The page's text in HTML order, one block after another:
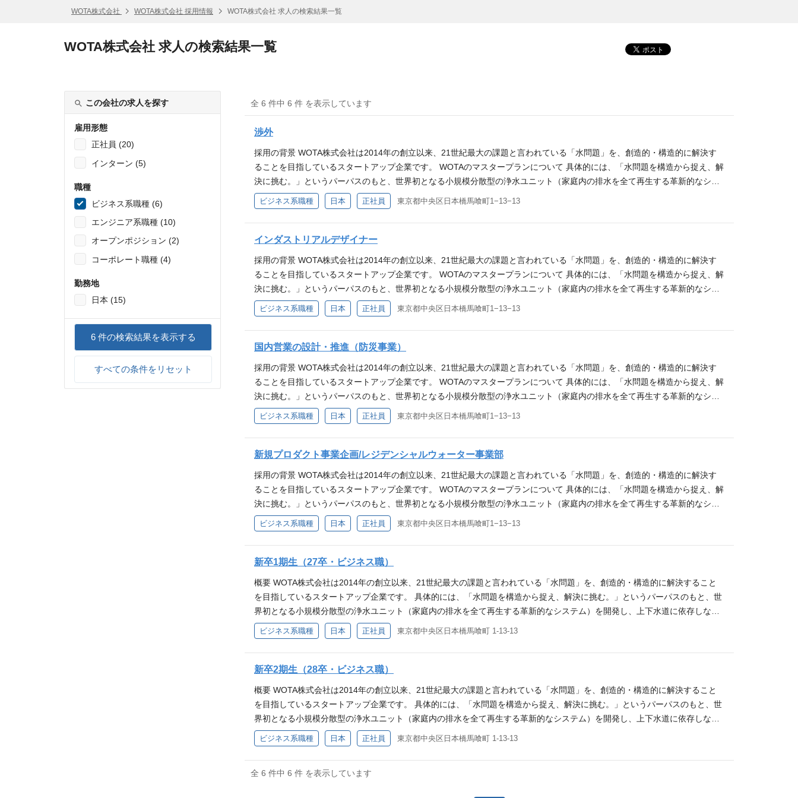
WOTA株式会社 WOTA株式会社 採用情報 WOTA株式会社 求人の検索結果一覧
WOTA株式会社 求人の検索結果一覧
この会社の求人を探す
雇用形態
正社員 (20)
インターン (5)
職種
ビジネス系職種 (6)
エンジニア系職種 (10)
オープンポジション (2)
コーポレート職種 (4)
勤務地
日本 (15)
6件の検索結果を表示する
すべての条件をリセット
全 6 件中 6 件 を表示しています
渉外
採用の背景 WOTA株式会社は2014年の創立以来、21世紀最大の課題と言われている「水問題」を、創造的・構造的に解決す
ることを目指しているスタートアップ企業です。 WOTAのマスタープランについて 具体的には、「水問題を構造から捉え、解
決に挑む。」というパーパスのもと、世界初となる小規模分散型の浄水ユニット（家庭内の排水を全て再生する革新的なシス
テム）を開発し、上下水道に依存しないインフラ構築を進めています。 これまで、災害時や水資源が限られた地域での活用、
海外展開に挑戦し、世界中から技術者や研究者が集まる企業へと成長を遂げています。それでもWOTAの使命である「平時・
有事に関わらず、誰も水に困らない風景を作ること」にはまだまだ届いておらず、今後さらなる非線形的な変化をもたらすに
は、世界初・世界一を目指す情熱と野心を持つ仲間が不可欠です。世界のため、人のために生きたいという利他精神や、水問
考えております。 プロダクト紹介 当社は3つのプロダクトを開発しています。 水循環型手洗いスタンド「WOSH」 ポータブ
ル水再生システム「WOTA BOX」 家庭用水循環システム「WOTA Unit」 「WOSH」は水が引かれていない場所でも電源と種
水さえあれば手洗いを可能にするプロダクトです。 「WOTA BOX」は持ち運びがしやすく、少量の水で災害時の持続的な給水
利用を可能にするプロダクトです。 実際、2024/1/1に発生した能登半島地震では「WOTA BOX」と「WOSH」の両システム
水（風呂・洗濯・キッチン）を浄化し再度家庭内（風呂・洗濯・キッチン・トイレ）で使えるように循環させることを目的と
して開発されています。2025/07に発表したばかりの本製品は、今後能登をはじめとして国内外を問わず展開・導入予定で
す。 仕事内容 人類の水問題を解決するWOTAを、経営戦略・方針・パーパス・ビジョンを理解したうえで、多くのステークホ
ルダーを巻き込み問題解決を加速させる 役割 デジュール化の戦略策定 国内外政府渉外の対応（ご経験・ご希望等を考慮し担
当決定） 必須スキル 全方位でステークホルダーを味方にする交渉力、広い視野 プロジェクトマネジメント力 高いビジネス基
本スキル（論理思考・資料作成能力・プレゼン能力） 新規事業の立ち上げ企画および実行経験 耐えずに学び自分の領域を広げ
ていきたい好奇心・成長意欲 歓迎スキル 経験のないことであっても体系立てて整理し、進める力 現場に飛び込み、立て直す
力 周囲を巻き込み、応援者にする力 求める人材像 高い交渉力 多くのステークホルダーとの関係構築ができ、全体最適のバラ
接動く場面と自ら動かず仕組みで解決する両手段が使い分けできる） WOTAの魅力 社会的意義の大きい仕事 日本では既存の
上下水道システムの老朽化が社会問題となっており、世界でも上下水道システムがない国が多く、気候変動や水資源問題に起
因する水不足が喫緊の課題となっています。 成長性と注目度の高い仕事 WOTAの製品は、災害対応やインフラ整備の遅れた地
域に革命をもたらす技術として世界中から注目されています。 現在シリーズCのWOTAは、IPOも見据えた事業グロースフェ
Aは持続可能な水循環モデルを世界中に普及させる可能性を秘めています。 現在海外のある国で実証実験を進めており、今後
本格導入を進めるべく日々邁進しています。 ベンチャーのスピード感と全員が主体性を発揮できる組織体制 製造業でありなが
らも、100人規模の異能が集まり本気の挑戦を通じて組織全体が進化する「百人経営」を組織思想として掲げ、"本気の遊び"を
成立させるための「人材の高い純度」と、"責任と成長"の考えを土台にした「大胆に挑戦の奨励する環境」づくり、そして一
律基準による人事評価だけでなく、"人間愛"をベースにした「一人ひとりの実存と向き合う人事」を大事に考えています。
ビジネス系職種 日本 正社員 東京都中央区日本橋馬喰町1−13−13
インダストリアルデザイナー
採用の背景 WOTA株式会社は2014年の創立以来、21世紀最大の課題と言われている「水問題」を、創造的・構造的に解決す
ることを目指しているスタートアップ企業です。 WOTAのマスタープランについて 具体的には、「水問題を構造から捉え、解
決に挑む。」というパーパスのもと、世界初となる小規模分散型の浄水ユニット（家庭内の排水を全て再生する革新的なシス
テム）を開発し、上下水道に依存しないインフラ構築を進めています。 これまで、災害時や水資源が限られた地域での活用、
海外展開に挑戦し、世界中から技術者や研究者が集まる企業へと成長を遂げています。それでもWOTAの使命である「平時・
有事に関わらず、誰も水に困らない風景を作ること」にはまだまだ届いておらず、今後さらなる非線形的な変化をもたらすに
は、世界初・世界一を目指す情熱と野心を持つ仲間が不可欠です。世界のため、人のために生きたいという利他精神や、水問
考えております。 プロダクト紹介 当社は3つのプロダクトを開発しています。 水循環型手洗いスタンド「WOSH」 ポータブ
ル水再生システム「WOTA BOX」 家庭用水循環システム「WOTA Unit」 「WOSH」は水が引かれていない場所でも電源と種
水さえあれば手洗いを可能にするプロダクトです。 「WOTA BOX」は持ち運びがしやすく、少量の水で災害時の持続的な給水
利用を可能にするプロダクトです。 実際、2024/1/1に発生した能登半島地震では「WOTA BOX」と「WOSH」の両システム
水（風呂・洗濯・キッチン）を浄化し再度家庭内（風呂・洗濯・キッチン・トイレ）で使えるように循環させることを目的と
して開発されています。2025/07に発表したばかりの本製品は、今後能登をはじめとして国内外を問わず展開・導入予定で
す。 仕事概要 役割 人類の水問題を解決する製品・サービスのデザイン インダストリアルデザイン 人類の水問題を解決する製
品のデザインと製品化までの落とし込み（企画構想、デザインコンセプト策定、設計検討と量産デザインの具体化、量産時の
デザイン品質の向上までの一連のデザイン業務） UXデザイン 調査に基づく顧客価値の具体化とあるべき製品・サービス体験
の具現化（ユーザーリサーチ、インサイト抽出、体験デザイン、モックアップ検証） 必須スキル ・生活者視点で顧客の課題を
解決するアイデアや、商品やサービスの魅力的な体験を生み出すUXデザインスキル ・インダストリアルデザイナーとしての
製品企画から量産までの一連の実務経験およびデザインスキル（3DCAD、3Dレンダリング、） ・営業、企画、設計メンバー
・新規事業の立ち上げをデザイン思考でリードし商品化まで達成した経験 ・経営層に対しデザインコンセプトを提案できるプ
レゼンテーションスキル ・ユーザーリサーチスキル（調査設計、定性調査実施、インサイト抽出、ペルソナ作成など） ・もの
の本質、意味、あるべき姿を想像し具現化するデザイン思考やこだわり ・人類の水問題を解決する目的を共に実現したい情熱
がある ・今までの成功体験にとらわれず、どんどん新しい領域に世界を広げて行きたい挑戦心 求める人物像 ・デザインのク
きたい挑戦心がある WOTAの魅力 社会的意義の大きい仕事 日本では既存の上下水道システムの老朽化が社会問題となってお
り、世界でも上下水道システムがない国が多く、気候変動や水資源問題に起因する水不足が喫緊の課題となっています。 成長
性と注目度の高い仕事 WOTAの製品は、災害対応やインフラ整備の遅れた地域に革命をもたらす技術として世界中から注目さ
れています。 現在シリーズCのWOTAは、IPOも見据えた事業グロースフェーズであるため、今後も多くの成長機会を期待で
きる環境です。 グローバルにキャリアを伸ばしていける仕事 COP28への参加や英ウィリアム王子が創設した"史上最も名誉あ
る"環境賞「アースショット賞」の受賞など海外市場でも評価が高く、WOTAは持続可能な水循環モデルを世界中に普及させる
可能性を秘めています。 現在海外のある国で実証実験を進めており、今後本格導入を進めるべく日々邁進しています。 ベンチ
ャーのスピード感と全員が主体性を発揮できる組織体制 製造業でありながらも、100人規模の異能が集まり本気の挑戦を通じ
ビジネス系職種 日本 正社員 東京都中央区日本橋馬喰町1−13−13
国内営業の設計・推進（防災事業）
採用の背景 WOTA株式会社は2014年の創立以来、21世紀最大の課題と言われている「水問題」を、創造的・構造的に解決す
ることを目指しているスタートアップ企業です。 WOTAのマスタープランについて 具体的には、「水問題を構造から捉え、解
決に挑む。」というパーパスのもと、世界初となる小規模分散型の浄水ユニット（家庭内の排水を全て再生する革新的なシス
テム）を開発し、上下水道に依存しないインフラ構築を進めています。 これまで、災害時や水資源が限られた地域での活用、
海外展開に挑戦し、世界中から技術者や研究者が集まる企業へと成長を遂げています。それでもWOTAの使命である「平時・
有事に関わらず、誰も水に困らない風景を作ること」にはまだまだ届いておらず、今後さらなる非線形的な変化をもたらすに
は、世界初・世界一を目指す情熱と野心を持つ仲間が不可欠です。世界のため、人のために生きたいという利他精神や、水問
考えております。 プロダクト紹介 当社は3つのプロダクトを開発しています。 水循環型手洗いスタンド「WOSH」 ポータブ
ル水再生システム「WOTA BOX」 家庭用水循環システム「WOTA Unit」 「WOSH」は水が引かれていない場所でも電源と種
水さえあれば手洗いを可能にするプロダクトです。 「WOTA BOX」は持ち運びがしやすく、少量の水で災害時の持続的な給水
利用を可能にするプロダクトです。 実際、2024/1/1に発生した能登半島地震では「WOTA BOX」と「WOSH」の両システム
水（風呂・洗濯・キッチン）を浄化し再度家庭内（風呂・洗濯・キッチン・トイレ）で使えるように循環させることを目的と
して開発されています。2025/07に発表したばかりの本製品は、今後能登をはじめとして国内外を問わず展開・導入予定で
す。 仕事内容 WOTAの防災事業（ポータブルウォーター事業）における営業ポジションです。 上下水道インフラに依存しな
い、新しい水の届け方を、防災・公共領域に広げていく仕事です。 直販中心ではなく、販売店・代理店を通じた営業設計・推
進が主軸となります。メーカーとして、パートナーと一緒に売り方をつくり、地道に市場を広げていく役割です。市場そのも
のをこれから形作っていく領域であり、商流・営業プロセス・パートナー設計を、一緒に作り上げていくフェーズにありま
す。 案件の多くは半年〜2年かけて信頼を積み上げて受注に至る「足の長い」もので、自治体の予算・議会・防災協定のリズ
ムに合わせて、こまめに通い、種まきを続ける営業スタイルです。 営業の仕組み（資料・プロセス・商流）は、現在進行形で
階にあります。 防災・公共領域に関わる事業のため、短期的な売上最大化よりも、信頼を積み上げながら着実に広げられる人
材を求めています。「売る人」よりも一緒に「売れる仕組みをつくる人」をお待ちしています。 役割 WOTAの防災事業（ポー
タブルウォーター事業）における国内営業ポジション 想定業務例 ・販売店・代理店営業の推進 例: 定期的な営業会議や案件進
捗管理、同行営業による商談支援、販促資料の整備、勉強会の実施 ・商流設計／販売パートナーとの関係構築 例: 新規代理店
X・WOSH等）の運用を含む現場対応 例: デモ・展示会・納品立ち会いでの組み立て・運搬・撤収など、外部の協力会社と並走
しつつ、自分の手でも関わる場面があります ・営業資料・営業プロセスの整備への参画 必須スキル 以下の いずれかの 営業経
ビジネス系職種 日本 正社員 東京都中央区日本橋馬喰町1−13−13
新規プロダクト事業企画/レジデンシャルウォーター事業部
採用の背景 WOTA株式会社は2014年の創立以来、21世紀最大の課題と言われている「水問題」を、創造的・構造的に解決す
ることを目指しているスタートアップ企業です。 WOTAのマスタープランについて 具体的には、「水問題を構造から捉え、解
決に挑む。」というパーパスのもと、世界初となる小規模分散型の浄水ユニット（家庭内の排水を全て再生する革新的なシス
テム）を開発し、上下水道に依存しないインフラ構築を進めています。 これまで、災害時や水資源が限られた地域での活用、
海外展開に挑戦し、世界中から技術者や研究者が集まる企業へと成長を遂げています。それでもWOTAの使命である「平時・
有事に関わらず、誰も水に困らない風景を作ること」にはまだまだ届いておらず、今後さらなる非線形的な変化をもたらすに
は、世界初・世界一を目指す情熱と野心を持つ仲間が不可欠です。世界のため、人のために生きたいという利他精神や、水問
考えております。 プロダクト紹介 当社は3つのプロダクトを開発しています。 水循環型手洗いスタンド「WOSH」 ポータブ
ル水再生システム「WOTA BOX」 家庭用水循環システム「WOTA Unit」 「WOSH」は水が引かれていない場所でも電源と種
水さえあれば手洗いを可能にするプロダクトです。 「WOTA BOX」は持ち運びがしやすく、少量の水で災害時の持続的な給水
利用を可能にするプロダクトです。 実際、2024/1/1に発生した能登半島地震では「WOTA BOX」と「WOSH」の両システム
水（風呂・洗濯・キッチン）を浄化し再度家庭内（風呂・洗濯・キッチン・トイレ）で使えるように循環させることを目的と
して開発されています。2025/07に発表したばかりの本製品は、今後能登をはじめとして国内外を問わず展開・導入予定で
す。 仕事内容 本ポジションでは、今後の水道分散化事業を総合的に推進していくにあたり、事業、営業、開発、商品企画、生
産、法律など複雑に絡み合う状況を的確に分析、優先順位付け、ステークホルダーの巻き込み、プロジェクト完遂までのリー
ドを行って頂きます。 具体的には適正に合わせ以下のようなプロジェクトを推進頂きます。 想定業務例 新規プロダクトの営
業及び事業企画 新規プロダクトの商品企画（要件定義、初期マーケ、事業計画策定） アプリやWebサービスの設計 営業管
理、生産管理を含む事業企画 国プロジェクトなどの推進 生産体制の構築 必須スキル ・社内外の多くのステークホルダーを巻
き込み複雑なプロジェクトを推進した経験 ・自ら成果物を定義してプロジェクトや事業を推進した経験 ・ロジックと数字で人
ビジネス系職種 日本 正社員 東京都中央区日本橋馬喰町1−13−13
新卒1期生（27卒・ビジネス職）
概要 WOTA株式会社は2014年の創立以来、21世紀最大の課題と言われている「水問題」を、創造的・構造的に解決すること
を目指しているスタートアップ企業です。 具体的には、「水問題を構造から捉え、解決に挑む。」というパーパスのもと、世
界初となる小規模分散型の浄水ユニット（家庭内の排水を全て再生する革新的なシステム）を開発し、上下水道に依存しない
インフラ構築を進めています。 これまで、災害時や水資源が限られた地域での活用、海外展開に挑戦し、世界中から技術者や
研究者が集まる企業へと成長を遂げています。それでもWOTAの使命である「平時・有事に関わらず、誰も水に困らない風景
を作ること」にはまだまだ届いておらず、今後さらなる非線形的な変化をもたらすには、世界初・世界一を目指す情熱と野心
を持つ仲間が不可欠です。 本ページは、WOTAにとって初となる「新卒1期生（27卒）」の本選考プレエントリーページで
気持ちを抱いた方と、ぜひ、一緒に世界への挑戦を始めたいと考えております。 少しでも企業に興味がある場合は、まずはエ
ントリーしてください。後日、会社説明や選考に関する詳細なご案内をお送りいたします。 当社のパーパス 「水問題を構造
からとらえ、解決に挑む。」 「Water Freedom for Everyone, Everywhere（誰も水に困らない風景を作る）」 現在、世界中
で水不足や水質汚染、既存の上下水道インフラの老朽化など、水に関する深刻な課題が山積しています。私たちは、既存の巨
未来を創り出します。 事業の魅力 私たちの最大の強みは、生活排水の最大97%をその場で安全な水に再生・循環利用する、世
ビジネス系職種 日本 正社員 東京都中央区日本橋馬喰町 1-13-13
新卒2期生（28卒・ビジネス職）
概要 WOTA株式会社は2014年の創立以来、21世紀最大の課題と言われている「水問題」を、創造的・構造的に解決すること
を目指しているスタートアップ企業です。 具体的には、「水問題を構造から捉え、解決に挑む。」というパーパスのもと、世
界初となる小規模分散型の浄水ユニット（家庭内の排水を全て再生する革新的なシステム）を開発し、上下水道に依存しない
インフラ構築を進めています。 これまで、災害時や水資源が限られた地域での活用、海外展開に挑戦し、世界中から技術者や
研究者が集まる企業へと成長を遂げています。それでもWOTAの使命である「平時・有事に関わらず、誰も水に困らない風景
を作ること」にはまだまだ届いておらず、今後さらなる非線形的な変化をもたらすには、世界初・世界一を目指す情熱と野心
を持つ仲間が不可欠です。 本ページは、WOTAにとって初となる「新卒2期生（28卒）」の本選考プレエントリーページで
ビジネス系職種 日本 正社員 東京都中央区日本橋馬喰町 1-13-13
全 6 件中 6 件 を表示しています